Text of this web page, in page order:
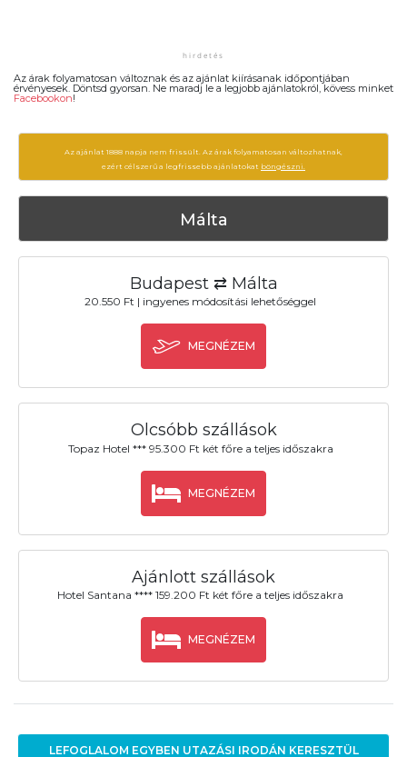
Az árak folyamatosan változnak és az ajánlat kiírásanak időpontjában
érvényesek. Döntsd gyorsan. Ne maradj le a legjobb ajánlatokról, kövess minket
Facebookon!
Az ajánlat 1888 napja nem frissült. Az árak folyamatosan változhatnak,
ezért célszerű a legfrissebb ajánlatokat böngészni.
Málta
Budapest ⇄ Málta
20.550 Ft | ingyenes módosítási lehetőséggel
MEGNÉZEM
Olcsóbb szállások
Topaz Hotel *** 95.300 Ft két főre a teljes időszakra
MEGNÉZEM
Ajánlott szállások
Hotel Santana **** 159.200 Ft két főre a teljes időszakra
MEGNÉZEM
LEFOGLALOM EGYBEN UTAZÁSI IRODÁN KERESZTÜL